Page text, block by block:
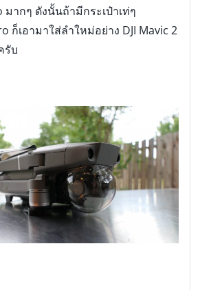
มากๆ ดังนั้นถ้ามีกระเป๋าเท่ๆ
ก็เอามาใส่ลำใหม่อย่าง DJI Mavic 2
รับ